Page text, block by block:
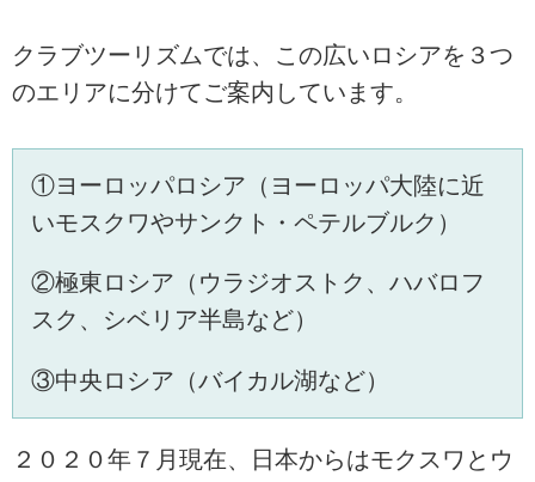
クラブツーリズムでは、この広いロシアを３つ
のエリアに分けてご案内しています。
①ヨーロッパロシア（ヨーロッパ大陸に近
いモスクワやサンクト・ペテルブルク）
②極東ロシア（ウラジオストク、ハバロフ
スク、シベリア半島など）
③中央ロシア（バイカル湖など）
２０２０年７月現在、日本からはモクスワとウ